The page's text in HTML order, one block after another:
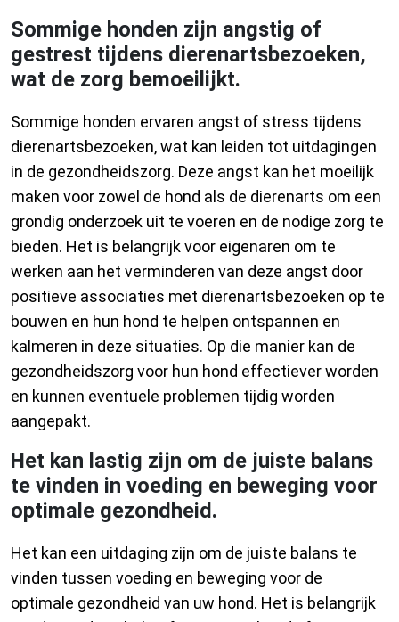
Sommige honden zijn angstig of
gestrest tijdens dierenartsbezoeken,
wat de zorg bemoeilijkt.
Sommige honden ervaren angst of stress tijdens
dierenartsbezoeken, wat kan leiden tot uitdagingen
in de gezondheidszorg. Deze angst kan het moeilijk
maken voor zowel de hond als de dierenarts om een
grondig onderzoek uit te voeren en de nodige zorg te
bieden. Het is belangrijk voor eigenaren om te
werken aan het verminderen van deze angst door
positieve associaties met dierenartsbezoeken op te
bouwen en hun hond te helpen ontspannen en
kalmeren in deze situaties. Op die manier kan de
gezondheidszorg voor hun hond effectiever worden
en kunnen eventuele problemen tijdig worden
aangepakt.
Het kan lastig zijn om de juiste balans
te vinden in voeding en beweging voor
optimale gezondheid.
Het kan een uitdaging zijn om de juiste balans te
vinden tussen voeding en beweging voor de
optimale gezondheid van uw hond. Het is belangrijk